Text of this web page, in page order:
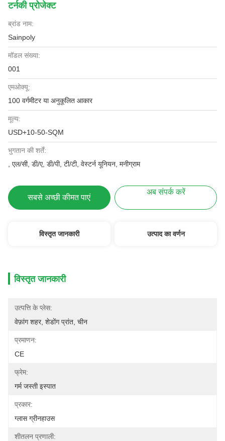
टर्नकी प्रोजेक्ट
ब्रांड नाम:
Sainpoly
मॉडल संख्या:
001
एमओक्यू:
100 वर्गमीटर या अनुकूलित आकार
मूल्य:
USD+10-50-SQM
भुगतान की शर्तें:
, एल/सी, डी/ए, डी/पी, टी/टी, वेस्टर्न यूनियन, मनीग्राम
सबसे अच्छी कीमत पाएं
अब संपर्क करें
विस्तृत जानकारी उत्पाद का वर्णन
विस्तृत जानकारी
उत्पत्ति के प्लेस:
वेफ़ांग शहर, शेडोंग प्रांत, चीन
प्रमाणन:
CE
फ्रेम:
गर्म जस्ती इस्पात
प्रकार:
ग्लास ग्रीनहाउस
शीतलन प्रणाली: